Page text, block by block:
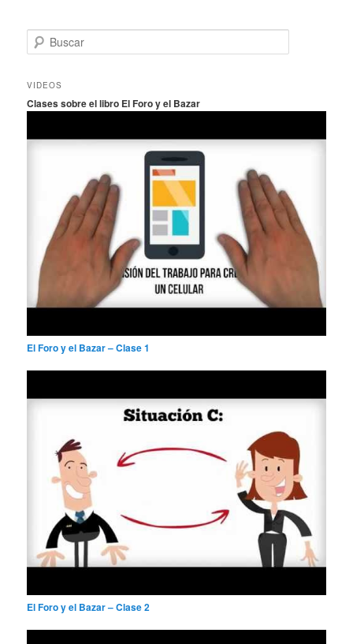
u
c
r
VIDEOS
Clases sobre el libro El Foro y el Bazar
El Foro y el Bazar – Clase 1
El Foro y el Bazar – Clase 2